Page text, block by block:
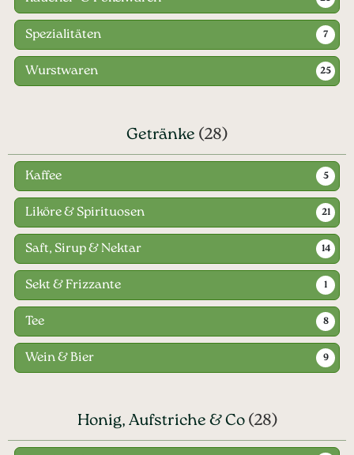
Spezialitäten 7
Wurstwaren 25
Getränke (28)
Kaffee 5
Liköre & Spirituosen 21
Saft, Sirup & Nektar 14
Sekt & Frizzante 1
Tee 8
Wein & Bier 9
Honig, Aufstriche & Co (28)